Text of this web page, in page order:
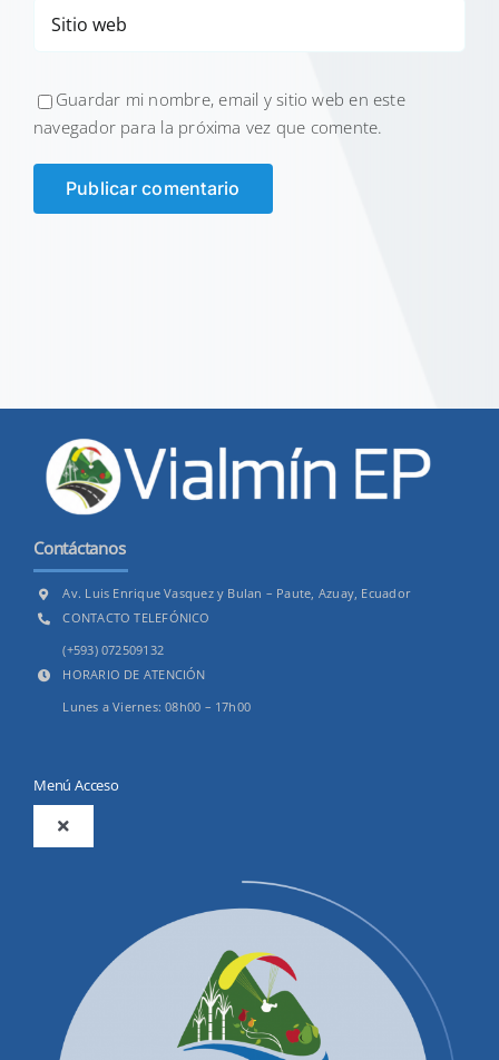
Guardar mi nombre, email y sitio web en este
navegador para la próxima vez que comente.
Contáctanos
Av. Luis Enrique Vasquez y Bulan – Paute, Azuay, Ecuador
CONTACTO TELEFÓNICO
(+593) 072509132
HORARIO DE ATENCIÓN
Lunes a Viernes: 08h00 – 17h00
Menú Acceso
Toggle
Productos y Servicios
Convocatorias Precalificación